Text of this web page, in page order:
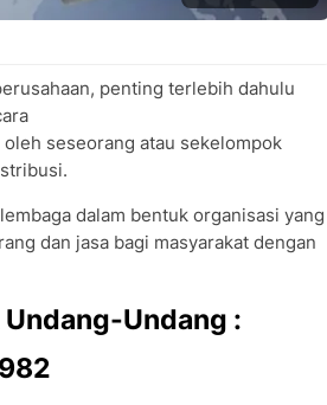
penting terlebih dahulu
seseorang atau sekelompok
dalam bentuk organisasi yang
dan jasa bagi masyarakat dengan
Undang :